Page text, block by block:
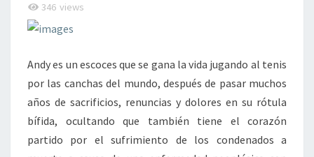
346 views
Andy es un escoces que se gana la vida jugando al tenis
por las canchas del mundo, después de pasar muchos
años de sacrificios, renuncias y dolores en su rótula
bífida, ocultando que también tiene el corazón
partido por el sufrimiento de los condenados a